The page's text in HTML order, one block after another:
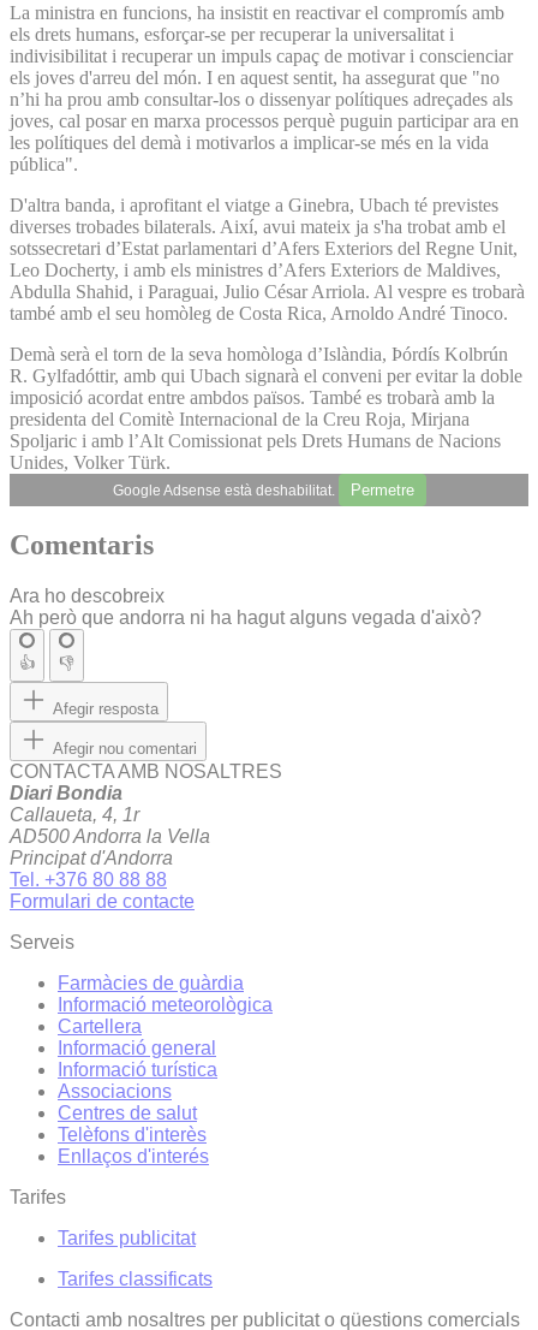
La ministra en funcions, ha insistit en reactivar el compromís amb
els drets humans, esforçar-se per recuperar la universalitat i
indivisibilitat i recuperar un impuls capaç de motivar i conscienciar
els joves d'arreu del món. I en aquest sentit, ha assegurat que "no
n’hi ha prou amb consultar-los o dissenyar polítiques adreçades als
joves, cal posar en marxa processos perquè puguin participar ara en
les polítiques del demà i motivarlos a implicar-se més en la vida
pública".
D'altra banda, i aprofitant el viatge a Ginebra, Ubach té previstes
diverses trobades bilaterals. Així, avui mateix ja s'ha trobat amb el
sotssecretari d’Estat parlamentari d’Afers Exteriors del Regne Unit,
Leo Docherty, i amb els ministres d’Afers Exteriors de Maldives,
Abdulla Shahid, i Paraguai, Julio César Arriola. Al vespre es trobarà
també amb el seu homòleg de Costa Rica, Arnoldo André Tinoco.
Demà serà el torn de la seva homòloga d’Islàndia, Þórdís Kolbrún
R. Gylfadóttir, amb qui Ubach signarà el conveni per evitar la doble
imposició acordat entre ambdos països. També es trobarà amb la
presidenta del Comitè Internacional de la Creu Roja, Mirjana
Spoljaric i amb l’Alt Comissionat pels Drets Humans de Nacions
Unides, Volker Türk.
Google Adsense està deshabilitat. Permetre
Comentaris
Ara ho descobreix
Ah però que andorra ni ha hagut alguns vegada d'això?
👍 👎
Afegir resposta
Afegir nou comentari
CONTACTA AMB NOSALTRES
Diari Bondia
Callaueta, 4, 1r
AD500 Andorra la Vella
Principat d'Andorra
Tel. +376 80 88 88
Formulari de contacte
Serveis
Farmàcies de guàrdia
Informació meteorològica
Cartellera
Informació general
Informació turística
Associacions
Centres de salut
Telèfons d'interès
Enllaços d'interés
Tarifes
Tarifes publicitat
Tarifes classificats
Contacti amb nosaltres per publicitat o qüestions comercials